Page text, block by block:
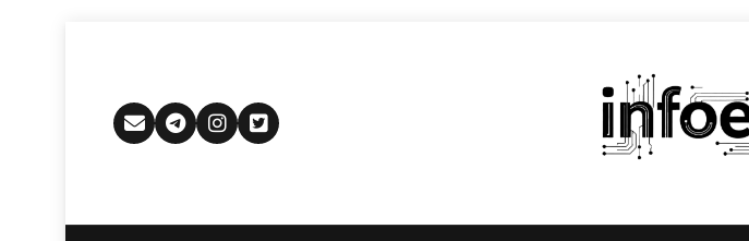
Infoek.cz